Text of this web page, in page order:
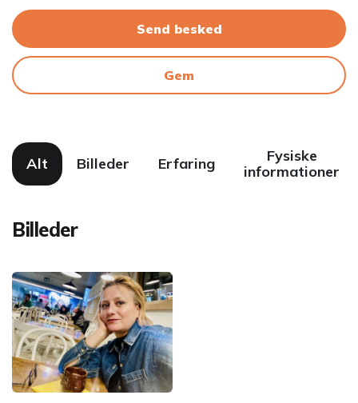
Send besked
Gem
Alt Billeder Erfaring
Fysiske
informationer
Billeder